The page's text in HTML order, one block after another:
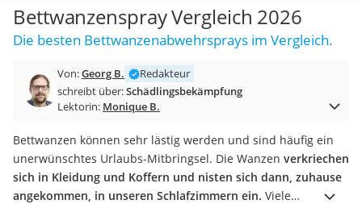
Kappsäge
Smartes Türschloss
Akku-Rasentrimmer
Feuchtigkeitsmessgerät
Split-Klimaanlage 2 Innengeräte
Pelletofen
Tiefbrunnenpumpe
Fliesenschneider
Hochdruckreiniger
Doppelschleifer
Bettwanzenspray Vergleich 2026
Die besten Bettwanzenabwehrsprays im Vergleich.
Von:Georg B.
Redakteur
schreibt über:Schädlingsbekämpfung
Lektorin: Monique B.
Bettwanzen können sehr lästig werden und sind häufig ein
unerwünschtes Urlaubs-Mitbringsel. Die Wanzen verkriechen
sich in Kleidung und Koffern und nisten sich dann, zuhause
angekommen, in unseren Schlafzimmern ein. Viele